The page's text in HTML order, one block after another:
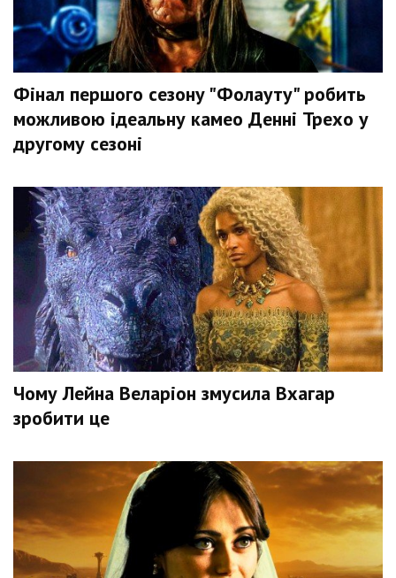
Фінал першого сезону "Фолауту" робить
можливою ідеальну камео Денні Трехо у
другому сезоні
Чому Лейна Веларіон змусила Вхагар
зробити це